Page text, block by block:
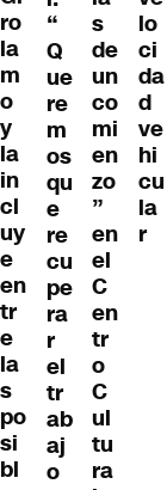
ro
la
m
o
y
la
in
cl
uy
e
en
tr
e
la
s
po
si
bl
“
Q
ue
re
m
os
qu
e
re
cu
pe
ra
r
el
tr
ab
aj
o
s
de
un
co
mi
en
zo
”
en
el
C
en
tr
o
C
ul
tu
ra
lo
ci
da
d
ve
hi
cu
la
r